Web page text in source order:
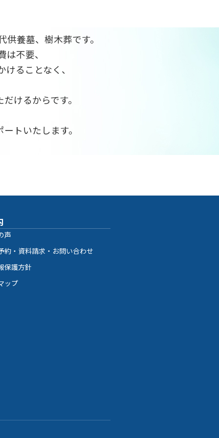
養墓、樹木葬です。
不要、
ることなく、
けるからです。
トいたします。
声
約・資料請求・お問い合わせ
保護方針
ップ